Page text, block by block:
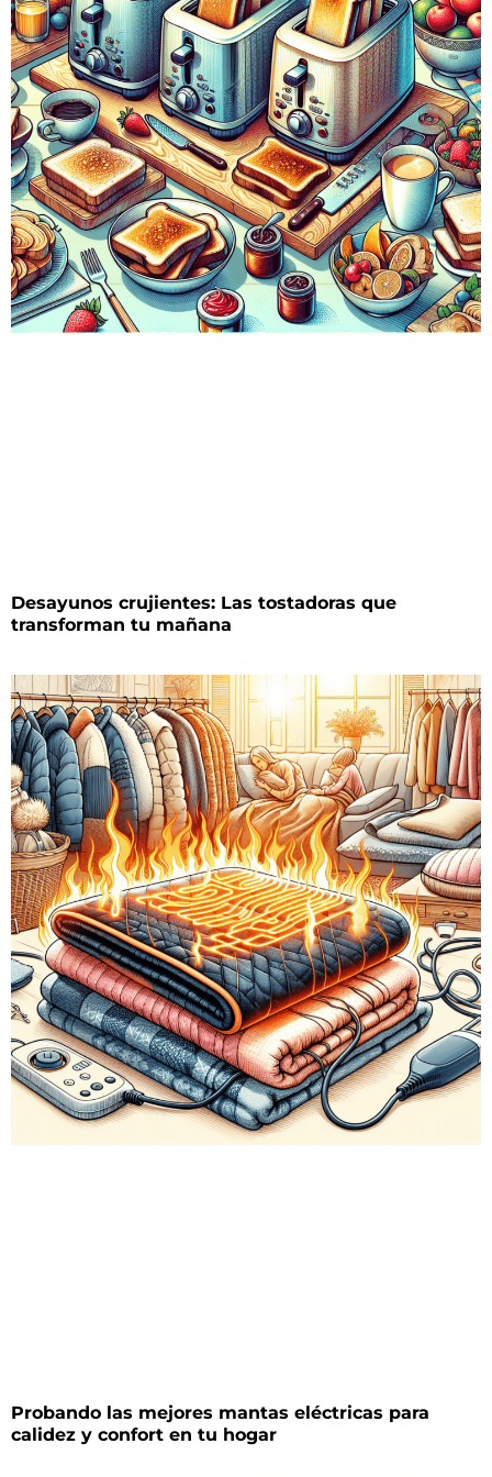
Desayunos crujientes: Las tostadoras que
transforman tu mañana
Probando las mejores mantas eléctricas para
calidez y confort en tu hogar